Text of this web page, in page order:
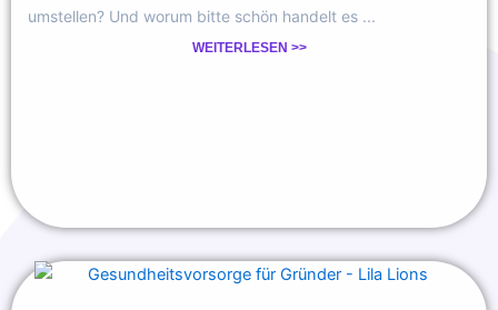
umstellen? Und worum bitte schön handelt es ...
WEITERLESEN >>